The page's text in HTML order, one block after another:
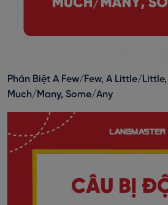
Phân Biệt A Few/Few, A Little/
Much/Many, Some/Any